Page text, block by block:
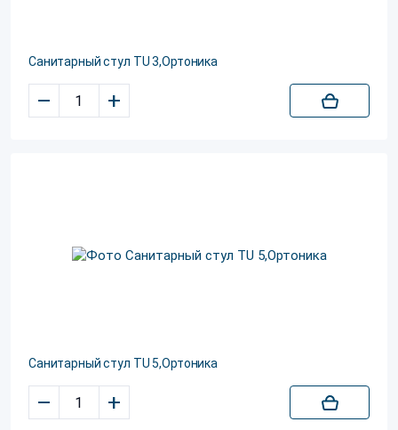
Санитарный стул TU 3,Ортоника
– +
Санитарный стул TU 5,Ортоника
– +